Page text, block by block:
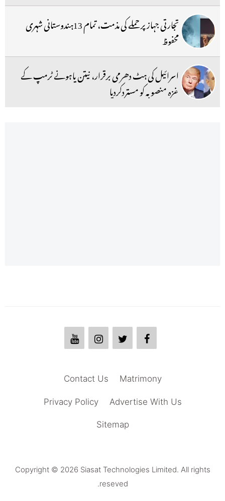
تجارتی جہاز پر حملے کی مذمت، تمام 13ہندوستانی شہری
محفوظ
اسرائیل کی ہٹ دھرمی برقرار، نیتن یاہونے ٹرمپ کے
غزہ منصوبہ کو مستردکردیا
Matrimony
Contact Us
Advertise With Us
Privacy Policy
Sitemap
Copyright © 2026 Siasat Technologies Limited. All rights
reseved.